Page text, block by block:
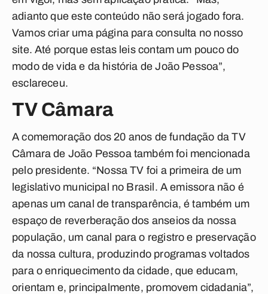
adianto que este conteúdo não será jogado fora.
Vamos criar uma página para consulta no nosso
site. Até porque estas leis contam um pouco do
modo de vida e da história de João Pessoa”,
esclareceu.
TV Câmara
A comemoração dos 20 anos de fundação da TV
Câmara de João Pessoa também foi mencionada
pelo presidente. “Nossa TV foi a primeira de um
legislativo municipal no Brasil. A emissora não é
apenas um canal de transparência, é também um
espaço de reverberação dos anseios da nossa
população, um canal para o registro e preservação
da nossa cultura, produzindo programas voltados
para o enriquecimento da cidade, que educam,
orientam e, principalmente, promovem cidadania”,